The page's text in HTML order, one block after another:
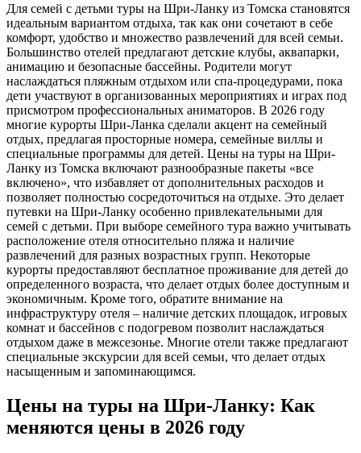
Для семей с детьми туры на Шри-Ланку из Томска становятся
идеальным вариантом отдыха, так как они сочетают в себе
комфорт, удобство и множество развлечений для всей семьи.
Большинство отелей предлагают детские клубы, аквапарки,
анимацию и безопасные бассейны. Родители могут
наслаждаться пляжным отдыхом или спа-процедурами, пока
дети участвуют в организованных мероприятиях и играх под
присмотром профессиональных аниматоров. В 2026 году
многие курорты Шри-Ланка сделали акцент на семейный
отдых, предлагая просторные номера, семейные виллы и
специальные программы для детей. Цены на туры на Шри-
Ланку из Томска включают разнообразные пакеты «все
включено», что избавляет от дополнительных расходов и
позволяет полностью сосредоточиться на отдыхе. Это делает
путевки на Шри-Ланку особенно привлекательными для
семей с детьми. При выборе семейного тура важно учитывать
расположение отеля относительно пляжа и наличие
развлечений для разных возрастных групп. Некоторые
курорты предоставляют бесплатное проживание для детей до
определенного возраста, что делает отдых более доступным и
экономичным. Кроме того, обратите внимание на
инфраструктуру отеля – наличие детских площадок, игровых
комнат и бассейнов с подогревом позволит наслаждаться
отдыхом даже в межсезонье. Многие отели также предлагают
специальные экскурсии для всей семьи, что делает отдых
насыщенным и запоминающимся.
Цены на туры на Шри-Ланку: Как
меняются цены в 2026 году